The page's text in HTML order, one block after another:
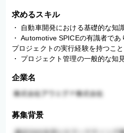
求めるスキル
・ 自動車開発における基礎的な知
・ Automotive SPICEの有識者で
プロジェクトの実行経験を持つこと
・ プロジェクト管理の一般的な知
企業名
募集背景